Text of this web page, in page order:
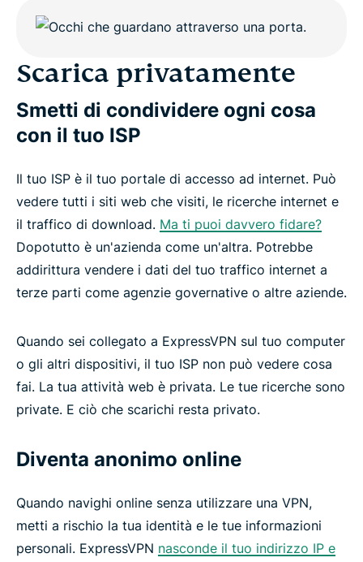
Scarica privatamente
Smetti di condividere ogni cosa
con il tuo ISP
Il tuo ISP è il tuo portale di accesso ad internet. Può
vedere tutti i siti web che visiti, le ricerche internet e
il traffico di download. Ma ti puoi davvero fidare?
Dopotutto è un'azienda come un'altra. Potrebbe
addirittura vendere i dati del tuo traffico internet a
terze parti come agenzie governative o altre aziende.
Quando sei collegato a ExpressVPN sul tuo computer
o gli altri dispositivi, il tuo ISP non può vedere cosa
fai. La tua attività web è privata. Le tue ricerche sono
private. E ciò che scarichi resta privato.
Diventa anonimo online
Quando navighi online senza utilizzare una VPN,
metti a rischio la tua identità e le tue informazioni
personali. ExpressVPN nasconde il tuo indirizzo IP e